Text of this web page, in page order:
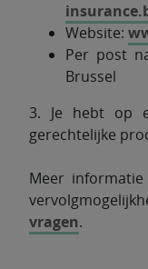
Website:
Per post
Brussel
3. Je hebt op
gerechtelijke
Meer
vragen.